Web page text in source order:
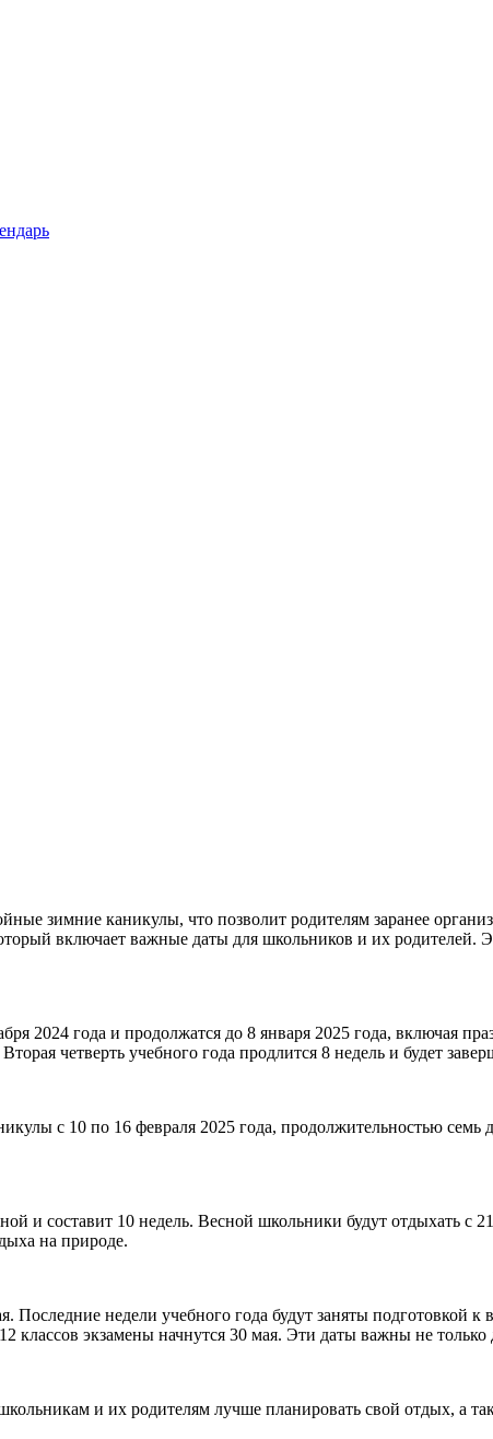
зимние каникулы, что позволит родителям заранее
включает важные даты для школьников и их родителей.
2024 года и продолжатся до 8 января 2025 года, включая
четверть учебного года продлится 8 недель и будет
с 10 по 16 февраля 2025 года, продолжительностью
и составит 10 недель. Весной школьники будут отдыхать
на природе.
Последние недели учебного года будут заняты
классов экзамены начнутся 30 мая. Эти даты важны не
и их родителям лучше планировать свой отдых, а